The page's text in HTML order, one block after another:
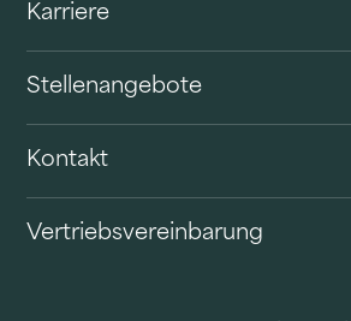
Karriere
Stellenangebote
Kontakt
Vertriebsvereinbarung